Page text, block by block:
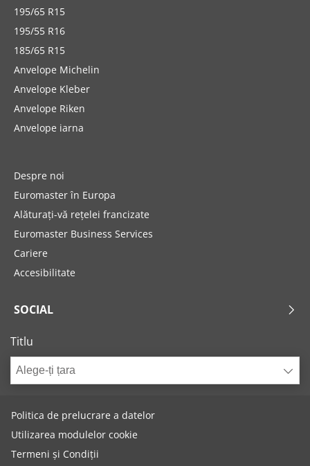
195/65 R15
195/55 R16
185/65 R15
Anvelope Michelin
Anvelope Kleber
Anvelope Riken
Anvelope iarna
Despre noi
Euromaster în Europa
Alăturați-vă rețelei francizate
Euromaster Business Services
Cariere
Accesibilitate
SOCIAL
Titlu
Alege-ți țara
Politica de prelucrare a datelor
Utilizarea modulelor cookie
Termeni și Condiții